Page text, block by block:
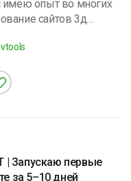
| Запускаю первые
за 5–10 дней